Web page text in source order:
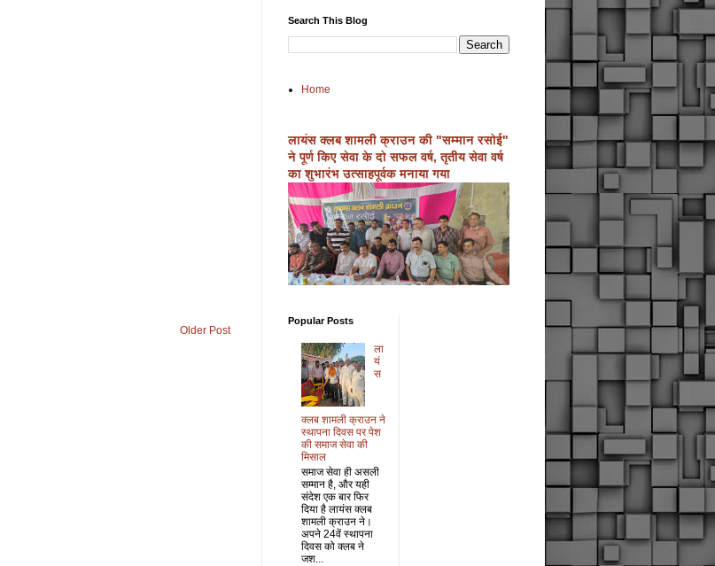
Older Post
Search This Blog
Home
लायंस क्लब शामली क्राउन की "सम्मान रसोई"
ने पूर्ण किए सेवा के दो सफल वर्ष, तृतीय सेवा वर्ष
का शुभारंभ उत्साहपूर्वक मनाया गया
Popular Posts
ला
यं
स
क्लब शामली क्राउन ने
स्थापना दिवस पर पेश
की समाज सेवा की
मिसाल
समाज सेवा ही असली
सम्मान है, और यही
संदेश एक बार फिर
दिया है लायंस क्लब
शामली क्राउन ने।
अपने 24वें स्थापना
दिवस को क्लब ने
जश...